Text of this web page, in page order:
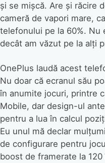
și se mișcă. Are și răcire
cameră de vapori mare,
telefonului pe la 60%. Nu
decât am văzut pe la alți
OnePlus laudă acest
Nu doar că ecranul său
în anumite jocuri, printre
Mobile, dar design-ul
pentru a lua în calcul
Eu unul mă declar
de configurare pentru
boost de framerate la